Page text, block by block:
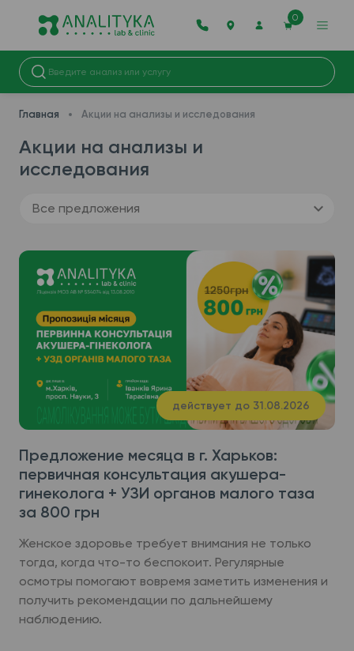
0
Главная Акции на анализы и исследования
Акции на анализы и
исследования
Все предложения
действует до 31.08.2026
Предложение месяца в г. Харьков:
первичная консультация акушера-
гинеколога + УЗИ органов малого таза
за 800 грн
Женское здоровье требует внимания не только
тогда, когда что-то беспокоит. Регулярные
осмотры помогают вовремя заметить изменения и
получить рекомендации по дальнейшему
наблюдению.